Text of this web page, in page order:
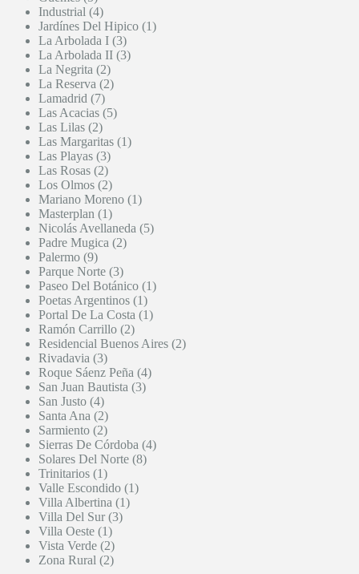
Industrial (4)
Jardínes Del Hipico (1)
La Arbolada I (3)
La Arbolada II (3)
La Negrita (2)
La Reserva (2)
Lamadrid (7)
Las Acacias (5)
Las Lilas (2)
Las Margaritas (1)
Las Playas (3)
Las Rosas (2)
Los Olmos (2)
Mariano Moreno (1)
Masterplan (1)
Nicolás Avellaneda (5)
Padre Mugica (2)
Palermo (9)
Parque Norte (3)
Paseo Del Botánico (1)
Poetas Argentinos (1)
Portal De La Costa (1)
Ramón Carrillo (2)
Residencial Buenos Aires (2)
Rivadavia (3)
Roque Sáenz Peña (4)
San Juan Bautista (3)
San Justo (4)
Santa Ana (2)
Sarmiento (2)
Sierras De Córdoba (4)
Solares Del Norte (8)
Trinitarios (1)
Valle Escondido (1)
Villa Albertina (1)
Villa Del Sur (3)
Villa Oeste (1)
Vista Verde (2)
Zona Rural (2)